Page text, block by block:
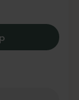
Frida Mom